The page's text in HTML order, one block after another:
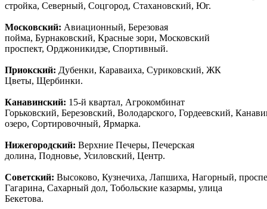
стройка, Северный, Соцгород, Стахановский, Юг.
Московский: Авиационный, Березовая
пойма, Бурнаковский, Красные зори, Московский
проспект, Орджоникидзе, Спортивный.
Приокский: Дубенки, Караваиха, Суриковский, ЖК
Цветы, Щербинки.
Канавинский: 15-й квартал, Агрокомбинат
Горьковский, Березовский, Володарского, Гордеевский,
озеро, Сортировочный, Ярмарка.
Нижегородский: Верхние Печеры, Печерская
долина, Подновье, Усиловский, Центр.
Советский: Высоково, Кузнечиха, Лапшиха, Нагорный,
Гагарина, Сахарный дол, Тобольские казармы, улица
Бекетова.